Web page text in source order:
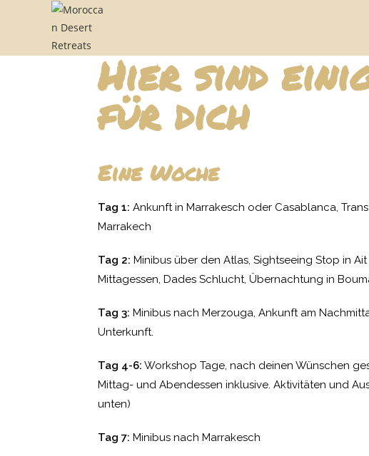
Hier sind
für dich
Eine Woche
Tag 1: Ankunft in Marrakesch oder Casablanca,
Marrakech
Tag 2: Minibus über den Atlas, Sightseeing Stop in
Mittagessen, Dades Schlucht, Übernachtung in
Tag 3: Minibus nach Merzouga, Ankunft am
Unterkunft.
Tag 4-6: Workshop Tage, nach deinen Wünschen
Mittag- und Abendessen inklusive. Aktivitäten und
unten)
Tag 7: Minibus nach Marrakesch